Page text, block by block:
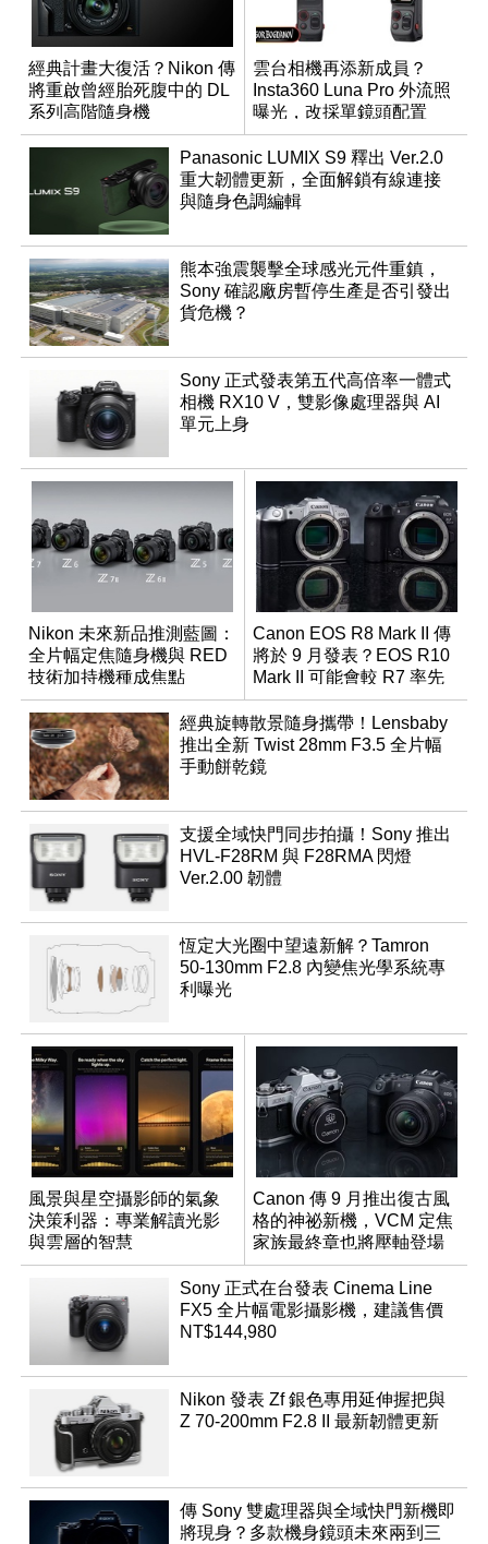
經典計畫大復活？Nikon 傳
將重啟曾經胎死腹中的 DL
系列高階隨身機
雲台相機再添新成員？
Insta360 Luna Pro 外流照
曝光，改採單鏡頭配置
Panasonic LUMIX S9 釋出 Ver.2.0
重大韌體更新，全面解鎖有線連接
與隨身色調編輯
熊本強震襲擊全球感光元件重鎮，
Sony 確認廠房暫停生產是否引發出
貨危機？
Sony 正式發表第五代高倍率一體式
相機 RX10 V，雙影像處理器與 AI
單元上身
Nikon 未來新品推測藍圖：
全片幅定焦隨身機與 RED
技術加持機種成焦點
Canon EOS R8 Mark II 傳
將於 9 月發表？EOS R10
Mark II 可能會較 R7 率先
推出
經典旋轉散景隨身攜帶！Lensbaby
推出全新 Twist 28mm F3.5 全片幅
手動餅乾鏡
支援全域快門同步拍攝！Sony 推出
HVL-F28RM 與 F28RMA 閃燈
Ver.2.00 韌體
恆定大光圈中望遠新解？Tamron
50-130mm F2.8 內變焦光學系統專
利曝光
風景與星空攝影師的氣象
決策利器：專業解讀光影
與雲層的智慧
App「Atmos」登場
Canon 傳 9 月推出復古風
格的神祕新機，VCM 定焦
家族最終章也將壓軸登場
Sony 正式在台發表 Cinema Line
FX5 全片幅電影攝影機，建議售價
NT$144,980
Nikon 發表 Zf 銀色專用延伸握把與
Z 70-200mm F2.8 II 最新韌體更新
傳 Sony 雙處理器與全域快門新機即
將現身？多款機身鏡頭未來兩到三